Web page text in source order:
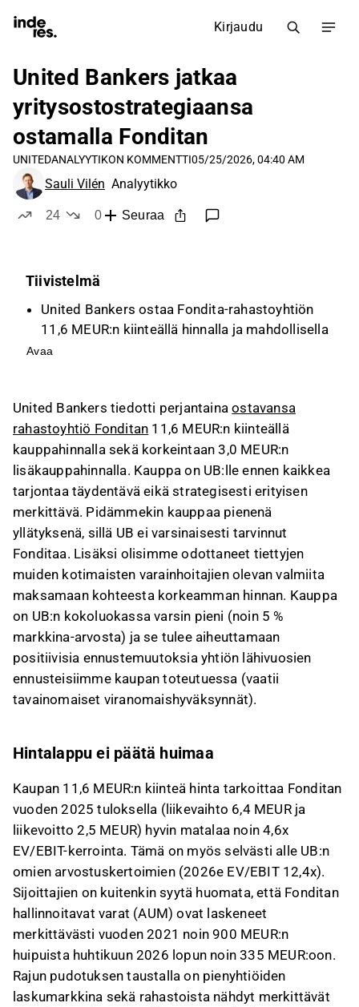
Kirjaudu
United Bankers jatkaa
yritysostostrategiaansa
ostamalla Fonditan
UNITEDANALYYTIKON KOMMENTTI05/25/2026, 04:40 AM
Sauli Vilén Analyytikko
24
0
Seuraa
Tiivistelmä
United Bankers ostaa Fondita-rahastoyhtiön
11,6 MEUR:n kiinteällä hinnalla ja mahdollisella
3,0 MEUR:n lisäkauppahinnalla, mikä täydentää
Kaupan EV/EBIT-kerroin on matala, noin 4,6x,
mutta Fonditan hallinnoitavat varat ovat
laskeneet merkittävästi, mikä vaikuttaa tuleviin
tuloskertoimiin.
Kauppa parantaa UB:n liikevaihtoa ja
liikevoittoa noin 10–15 %, mutta yhtiön on
jatkossa rahoitettava yritysostot omilla
osakkeillaan ylimääräisten rahavarojen käytön
vuoksi.
Fonditan hankinta on yllätys, sillä se olisi
strategisesti sopinut paremmin muille
toimijoille, kuten Alexandrialle tai Titaniumille,
jotka olisivat voineet maksaa korkeampaa
hintaa.
Avaa
United Bankers tiedotti perjantainaostavansa
rahastoyhtiö Fonditan 11,6 MEUR:n kiinteällä
kauppahinnalla sekä korkeintaan 3,0 MEUR:n
lisäkauppahinnalla. Kauppa on UB:lle ennen kaikkea
tarjontaa täydentävä eikä strategisesti erityisen
merkittävä. Pidämmekin kauppaa pienenä
yllätyksenä, sillä UB ei varsinaisesti tarvinnut
Fonditaa. Lisäksi olisimme odottaneet tiettyjen
muiden kotimaisten varainhoitajien olevan valmiita
maksamaan kohteesta korkeamman hinnan. Kauppa
on UB:n kokoluokassa varsin pieni (noin 5 %
markkina-arvosta) ja se tulee aiheuttamaan
positiivisia ennustemuutoksia yhtiön lähivuosien
ennusteisiimme kaupan toteutuessa (vaatii
tavainomaiset viranomaishyväksynnät).
Hintalappu ei päätä huimaa
Kaupan 11,6 MEUR:n kiinteä hinta tarkoittaa Fonditan
vuoden 2025 tuloksella (liikevaihto 6,4 MEUR ja
liikevoitto 2,5 MEUR) hyvin matalaa noin 4,6x
EV/EBIT-kerrointa. Tämä on myös selvästi alle UB:n
omien arvostuskertoimien (2026e EV/EBIT 12,4x).
Sijoittajien on kuitenkin syytä huomata, että Fonditan
hallinnoitavat varat (AUM) ovat laskeneet
merkittävästi vuoden 2021 noin 900 MEUR:n
huipuista huhtikuun 2026 lopun noin 335 MEUR:oon.
Rajun pudotuksen taustalla on pienyhtiöiden
laskumarkkina sekä rahastoista nähdyt merkittävät